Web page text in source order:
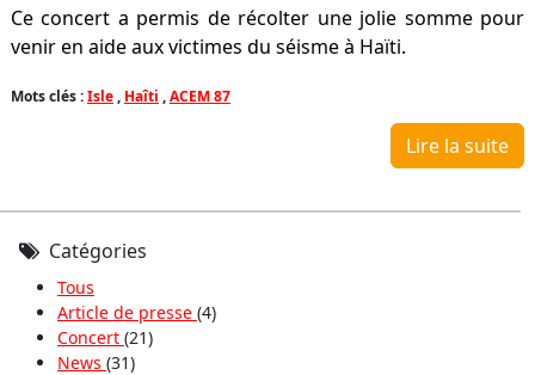
Ce concert a permis de récolter une jolie somme pour
venir en aide aux victimes du séisme à Haïti.
Mots clés :Isle, Haîti ,ACEM 87
Lire la suite
Catégories
Tous
Article de presse (4)
Concert (21)
News (31)